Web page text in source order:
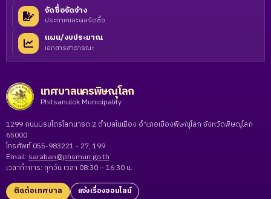
จัดซื้อจัดจ้าง
ประกาศและผลจัดซื้อ
แผน/งบประมาณ
เอกสารสาธารณะ
เทศบาลนครพิษณุโลก
Phitsanulok Municipality
1299 ถนนบรมไตรโลกนารถ 2 ตำบลในเมือง อำเภอเมืองพิษณุโลก จังหวัดพิษณุโลก
65000
โทรศัพท์ 055-983221 - 27, 199
Email: saraban@phsmun.go.th
เวลาทำการ: ทุกวัน เวลา 08:30 – 16:30 น.
ติดต่อเทศบาล แจ้งเรื่องออนไลน์